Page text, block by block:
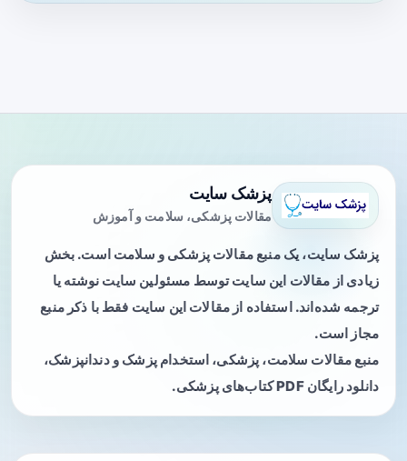
پزشک سایت
مقالات پزشکی، سلامت و آموزش
پزشک سایت، یک منبع مقالات پزشکی و سلامت است. بخش
زیادی از مقالات این سایت توسط مسئولین سایت نوشته یا
ترجمه شده‌اند. استفاده از مقالات این سایت فقط با ذکر منبع
مجاز است.
منبع مقالات سلامت، پزشکی، استخدام پزشک و دندانپزشک،
دانلود رایگان PDF کتاب‌های پزشکی.